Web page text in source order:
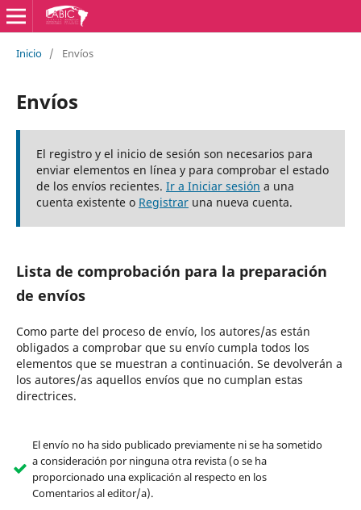
Inicio / Envíos
Envíos
El registro y el inicio de sesión son necesarios para
enviar elementos en línea y para comprobar el estado
de los envíos recientes. Ir a Iniciar sesión a una
cuenta existente o Registraruna nueva cuenta.
Lista de comprobación para la preparación
de envíos
Como parte del proceso de envío, los autores/as están
obligados a comprobar que su envío cumpla todos los
elementos que se muestran a continuación. Se devolverán a
los autores/as aquellos envíos que no cumplan estas
directrices.
El envío no ha sido publicado previamente ni se ha sometido
a consideración por ninguna otra revista (o se ha
proporcionado una explicación al respecto en los
Comentarios al editor/a).